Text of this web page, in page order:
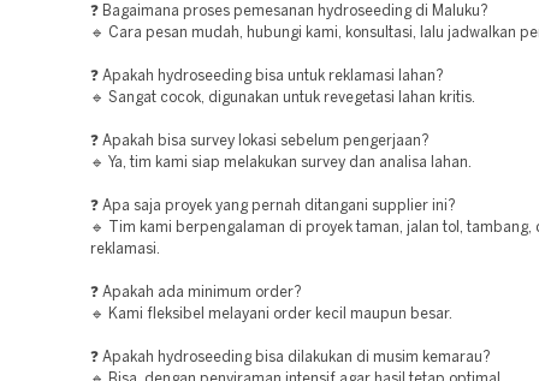
❓ Bagaimana proses pemesanan hydroseeding di Maluku?
🔹 Cara pesan mudah, hubungi kami, konsultasi, lalu jadwalkan
❓ Apakah hydroseeding bisa untuk reklamasi lahan?
🔹 Sangat cocok, digunakan untuk revegetasi lahan kritis.
❓ Apakah bisa survey lokasi sebelum pengerjaan?
🔹 Ya, tim kami siap melakukan survey dan analisa lahan.
❓ Apa saja proyek yang pernah ditangani supplier ini?
🔹 Tim kami berpengalaman di proyek taman, jalan tol, tambang,
reklamasi.
❓ Apakah ada minimum order?
🔹 Kami fleksibel melayani order kecil maupun besar.
❓ Apakah hydroseeding bisa dilakukan di musim kemarau?